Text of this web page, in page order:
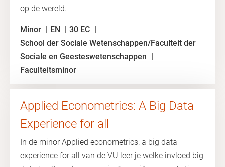
op de wereld.
Minor EN
30 EC
School der Sociale Wetenschappen/Faculteit der
Sociale en Geesteswetenschappen
Faculteitsminor
Applied Econometrics: A Big Data
Experience for all
In de minor Applied econometrics: a big data
experience for all van de VU leer je welke invloed big